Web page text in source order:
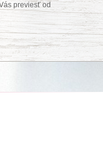
previesť od